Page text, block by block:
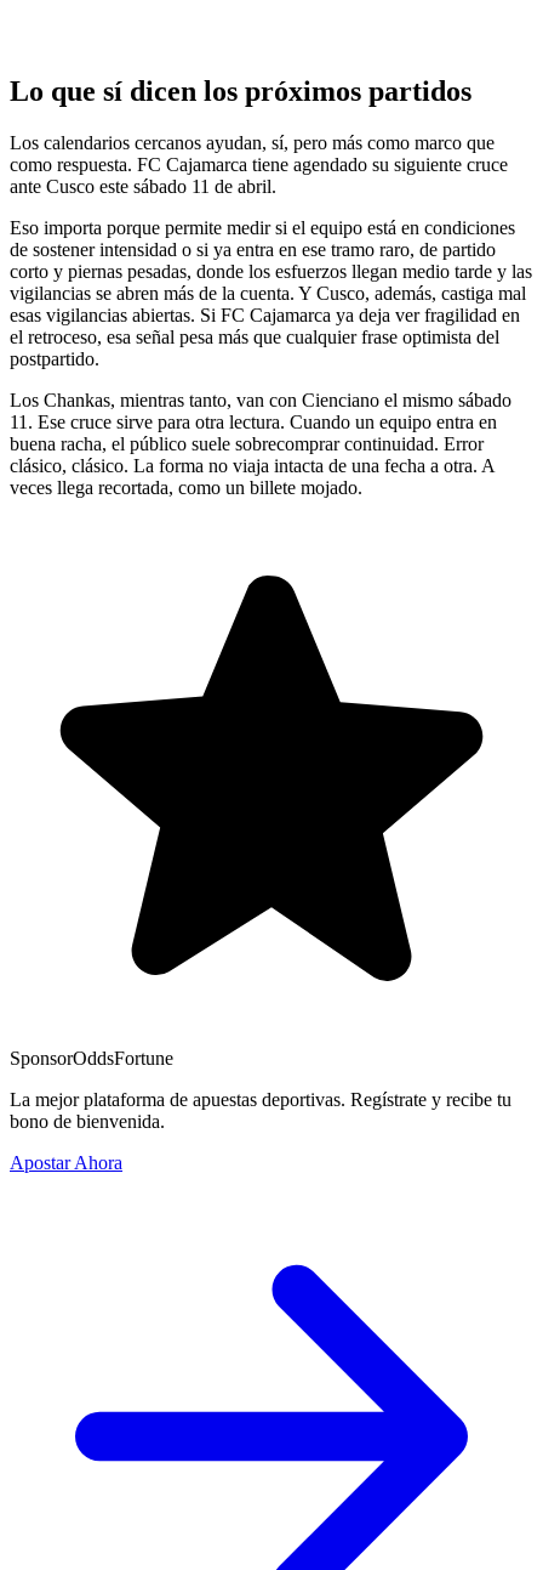
Lo que sí dicen los próximos partidos
Los calendarios cercanos ayudan, sí, pero más como marco que
como respuesta. FC Cajamarca tiene agendado su siguiente cruce
ante Cusco este sábado 11 de abril.
Eso importa porque permite medir si el equipo está en condiciones
de sostener intensidad o si ya entra en ese tramo raro, de partido
corto y piernas pesadas, donde los esfuerzos llegan medio tarde y las
vigilancias se abren más de la cuenta. Y Cusco, además, castiga mal
esas vigilancias abiertas. Si FC Cajamarca ya deja ver fragilidad en
el retroceso, esa señal pesa más que cualquier frase optimista del
postpartido.
Los Chankas, mientras tanto, van con Cienciano el mismo sábado
11. Ese cruce sirve para otra lectura. Cuando un equipo entra en
buena racha, el público suele sobrecomprar continuidad. Error
clásico, clásico. La forma no viaja intacta de una fecha a otra. A
veces llega recortada, como un billete mojado.
SponsorOddsFortune
La mejor plataforma de apuestas deportivas. Regístrate y recibe tu
bono de bienvenida.
Apostar Ahora